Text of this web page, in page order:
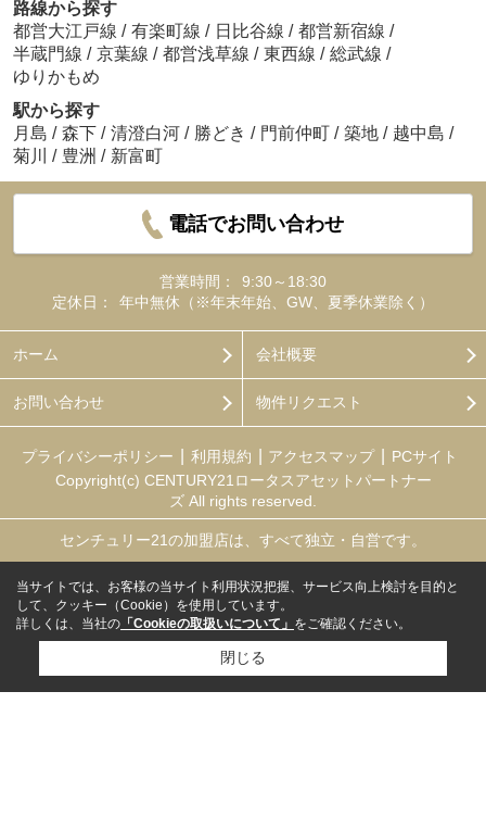
路線から探す
都営大江戸線 / 有楽町線 / 日比谷線 / 都営新宿線 /
半蔵門線 / 京葉線 / 都営浅草線 / 東西線 / 総武線 /
ゆりかもめ
駅から探す
月島 / 森下 / 清澄白河 / 勝どき / 門前仲町 / 築地 / 越中島 /
菊川
/ 豊洲 / 新富町
電話でお問い合わせ
営業時間：
9:30～18:30
定休日：
年中無休（※年末年始、GW、夏季休業除く）
ホーム 会社概要
お問い合わせ 物件リクエスト
プライバシーポリシー 利用規約 アクセスマップ
PCサイト
Copyright(c) CENTURY21ロータスアセットパートナー
ズ All rights reserved.
センチュリー21の加盟店は、すべて独立・自営です。
当サイトでは、お客様の当サイト利用状況把握、サービス向上検討を目的と
して、クッキー（Cookie）を使用しています。
詳しくは、当社の 「Cookieの取扱いについて」 をご確認ください。
閉じる